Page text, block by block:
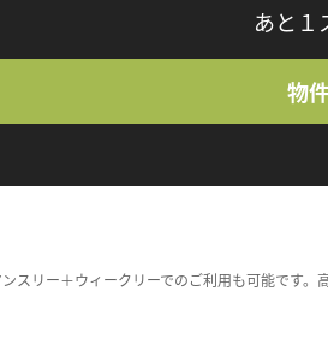
あと１
物
リー＋ウィークリーでのご利用も可能です